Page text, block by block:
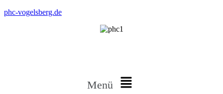
phc-vogelsberg.de
Menü